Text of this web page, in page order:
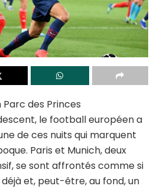
Parc des Princes
le football européen a
de ces nuits qui marquent
Paris et Munich, deux
se sont affrontés comme si
et, peut-être, au fond, un